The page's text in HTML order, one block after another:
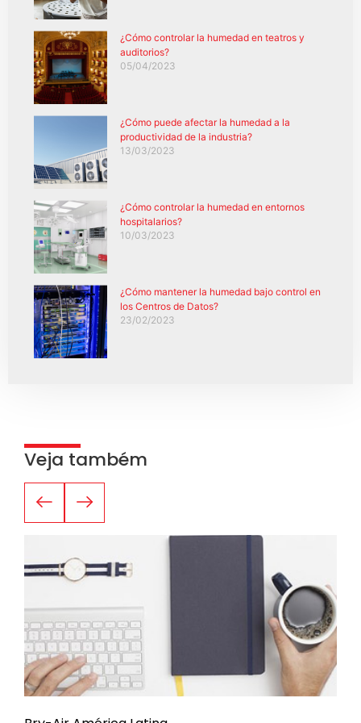
¿Cómo controlar la humedad en teatros y
auditorios?
05/04/2023
¿Cómo puede afectar la humedad a la
productividad de la industria?
13/03/2023
¿Cómo controlar la humedad en entornos
hospitalarios?
10/03/2023
¿Cómo mantener la humedad bajo control en
los Centros de Datos?
23/02/2023
Veja também